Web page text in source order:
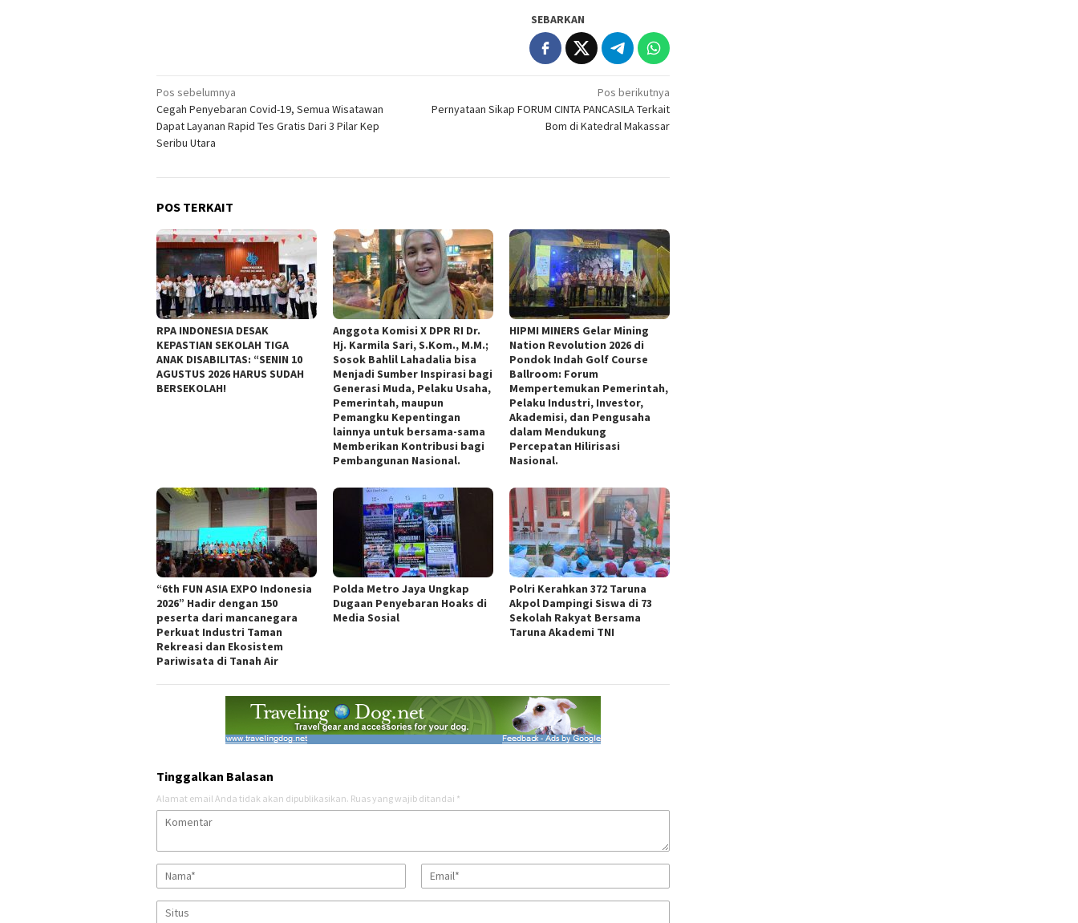
SEBARKAN
Navigasi
pos
Pos sebelumnya
Cegah Penyebaran Covid-19, Semua Wisatawan
Dapat Layanan Rapid Tes Gratis Dari 3 Pilar Kep
Seribu Utara
Pos berikutnya
Pernyataan Sikap FORUM CINTA PANCASILA Terkait
Bom di Katedral Makassar
POS TERKAIT
RPA INDONESIA DESAK
KEPASTIAN SEKOLAH TIGA
ANAK DISABILITAS: “SENIN 10
AGUSTUS 2026 HARUS SUDAH
BERSEKOLAH!
Anggota Komisi X DPR RI Dr.
Hj. Karmila Sari, S.Kom., M.M.;
Sosok Bahlil Lahadalia bisa
Menjadi Sumber Inspirasi bagi
Generasi Muda, Pelaku Usaha,
Pemerintah, maupun
Pemangku Kepentingan
lainnya untuk bersama-sama
Memberikan Kontribusi bagi
Pembangunan Nasional.
HIPMI MINERS Gelar Mining
Nation Revolution 2026 di
Pondok Indah Golf Course
Ballroom: Forum
Mempertemukan Pemerintah,
Pelaku Industri, Investor,
Akademisi, dan Pengusaha
dalam Mendukung
Percepatan Hilirisasi
Nasional.
“6th FUN ASIA EXPO Indonesia
2026” Hadir dengan 150
peserta dari mancanegara
Perkuat Industri Taman
Rekreasi dan Ekosistem
Pariwisata di Tanah Air
Polda Metro Jaya Ungkap
Dugaan Penyebaran Hoaks di
Media Sosial
Polri Kerahkan 372 Taruna
Akpol Dampingi Siswa di 73
Sekolah Rakyat Bersama
Taruna Akademi TNI
Tinggalkan Balasan
Alamat email Anda tidak akan dipublikasikan. Ruas yang wajib ditandai *